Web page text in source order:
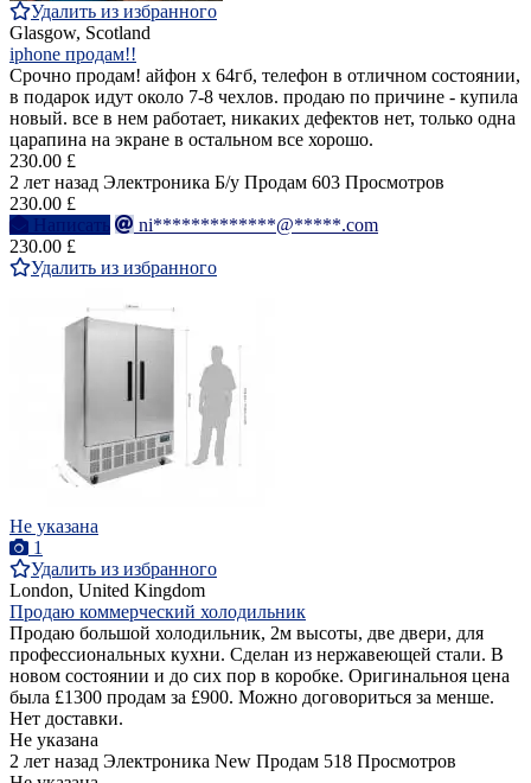
Удалить из избранного
Glasgow, Scotland
iphone продам!!
Срочно продам! айфон х 64гб, телефон в отличном состоянии,
в подарок идут около 7-8 чехлов. продаю по причине - купила
новый. все в нем работает, никаких дефектов нет, только одна
царапина на экране в остальном все хорошо.
230.00 £
2 лет назад Электроника Б/у Продам 603 Просмотров
230.00 £
Написать
ni*************@*****.com
230.00 £
Удалить из избранного
Не указана
1
Удалить из избранного
London, United Kingdom
Продаю коммерческий холодильник
Продаю большой холодильник, 2м высоты, две двери, для
профессиональных кухни. Сделан из нержавеющей стали. В
новом состоянии и до сих пор в коробке. Оригинальноя цена
была £1300 продам за £900. Можно договориться за менше.
Нет доставки.
Не указана
2 лет назад Электроника New Продам 518 Просмотров